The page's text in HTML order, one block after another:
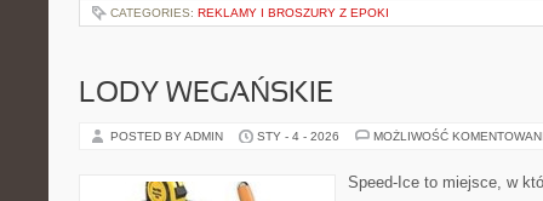
CATEGORIES: REKLAMY I BROSZURY Z EPOKI
LODY WEGAŃSKIE
POSTED BY ADMIN STY - 4 - 2026 MOŻLIWOŚĆ
Speed-Ice to miejsce, w